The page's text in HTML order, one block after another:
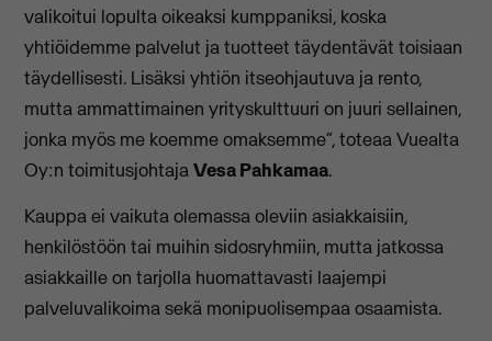
valikoitui lopulta oikeaksi kumppaniksi, koska
yhtiöidemme palvelut ja tuotteet täydentävät toisiaan
täydellisesti. Lisäksi yhtiön itseohjautuva ja rento,
mutta ammattimainen yrityskulttuuri on juuri sellainen,
jonka myös me koemme omaksemme”, toteaa Vuealta
Oy:n toimitusjohtajaVesa Pahkamaa.
Kauppa ei vaikuta olemassa oleviin asiakkaisiin,
henkilöstöön tai muihin sidosryhmiin, mutta jatkossa
asiakkaille on tarjolla huomattavasti laajempi
palveluvalikoima sekä monipuolisempaa osaamista.